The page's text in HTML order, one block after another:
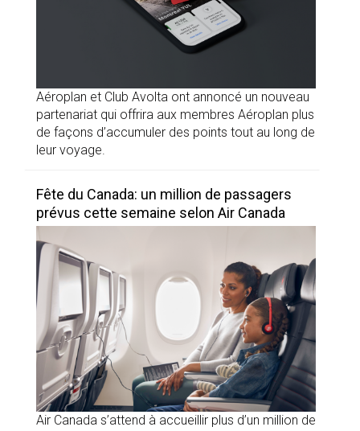
Aéroplan et Club Avolta ont annoncé un nouveau
partenariat qui offrira aux membres Aéroplan plus
de façons d’accumuler des points tout au long de
leur voyage.
Fête du Canada: un million de passagers
prévus cette semaine selon Air Canada
Air Canada s’attend à accueillir plus d’un million de